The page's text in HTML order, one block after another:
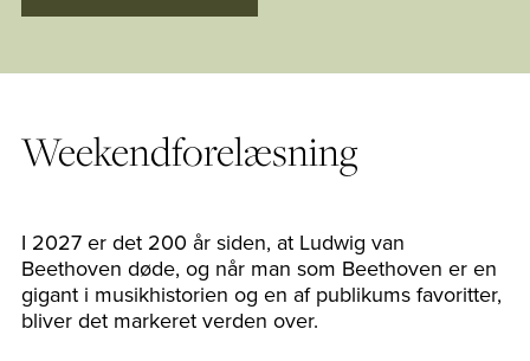
Weekendforelæsning
I 2027 er det 200 år siden, at Ludwig van
Beethoven døde, og når man som Beethoven er en
gigant i musikhistorien og en af publikums favoritter,
bliver det markeret verden over.